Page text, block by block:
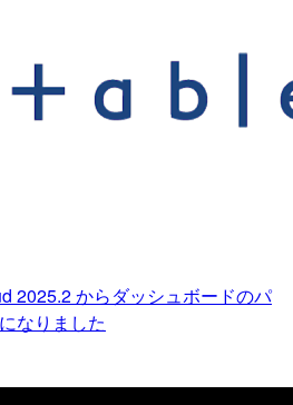
2025.2 からダッシュボードのパ
なりました